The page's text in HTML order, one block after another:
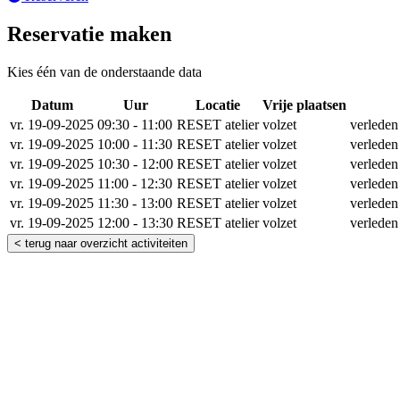
Reservatie maken
Kies één van de onderstaande data
Datum Uur Locatie Vrije plaatsen
vr. 19-09-2025 09:30 - 11:00 RESET atelier volzet
verleden
vr. 19-09-2025 10:00 - 11:30 RESET atelier volzet
verleden
vr. 19-09-2025 10:30 - 12:00 RESET atelier volzet
verleden
vr. 19-09-2025 11:00 - 12:30 RESET atelier volzet
verleden
vr. 19-09-2025 11:30 - 13:00 RESET atelier volzet
verleden
vr. 19-09-2025 12:00 - 13:30 RESET atelier volzet verleden
< terug naar overzicht activiteiten